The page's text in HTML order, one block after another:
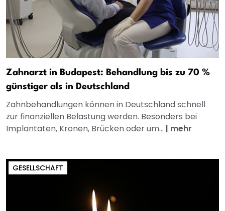
Zahnarzt in Budapest: Behandlung bis zu 70 %
günstiger als in Deutschland
Zahnbehandlungen können in Deutschland schnell
zur finanziellen Belastung werden. Besonders bei
Implantaten, Kronen, Brücken oder um... | mehr
GESELLSCHAFT